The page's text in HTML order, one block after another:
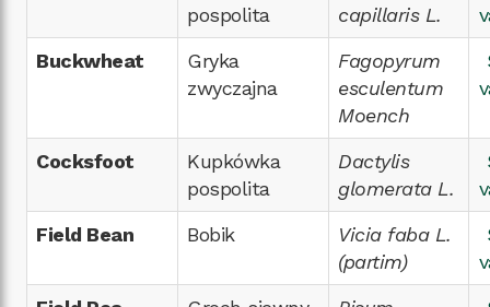
pospolita
capillaris L.
Buckwheat
Gryka
zwyczajna
Fagopyrum
esculentum
Moench
Cocksfoot
Kupkówka
pospolita
Dactylis
glomerata L.
Field Bean
Bobik
Vicia faba L.
(partim)